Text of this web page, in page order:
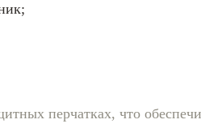
перчатках, что